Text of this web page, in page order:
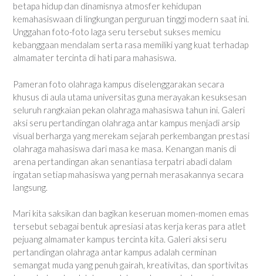
betapa hidup dan dinamisnya atmosfer kehidupan
kemahasiswaan di lingkungan perguruan tinggi modern saat ini.
Unggahan foto-foto laga seru tersebut sukses memicu
kebanggaan mendalam serta rasa memiliki yang kuat terhadap
almamater tercinta di hati para mahasiswa.
Pameran foto olahraga kampus diselenggarakan secara
khusus di aula utama universitas guna merayakan kesuksesan
seluruh rangkaian pekan olahraga mahasiswa tahun ini. Galeri
aksi seru pertandingan olahraga antar kampus menjadi arsip
visual berharga yang merekam sejarah perkembangan prestasi
olahraga mahasiswa dari masa ke masa. Kenangan manis di
arena pertandingan akan senantiasa terpatri abadi dalam
ingatan setiap mahasiswa yang pernah merasakannya secara
langsung.
Mari kita saksikan dan bagikan keseruan momen-momen emas
tersebut sebagai bentuk apresiasi atas kerja keras para atlet
pejuang almamater kampus tercinta kita. Galeri aksi seru
pertandingan olahraga antar kampus adalah cerminan
semangat muda yang penuh gairah, kreativitas, dan sportivitas